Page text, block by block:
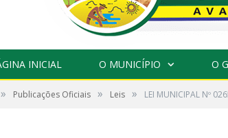
INICIAL O MUNICÍPIO O
» Publicações Oficiais » Leis » LEI MUNICIPAL Nº